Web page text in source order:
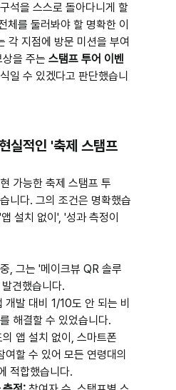
석을 스스로 돌아다니게 할
체를 둘러봐야 할 명확한 이
각 지점에 방문 미션을 부여
을 주는 스탬프 투어 이벤
일 수 있겠다고 판단했습니
적인 '축제 스탬프
가능한 축제 스탬프 투
니다. 그의 조건은 명확했습
설치 없이', '성과 측정이
, 그는 '메이크뷰 QR 솔루
견했습니다.
개발 대비 1/10도 안 되는 비
해결할 수 있었습니다.
앱 설치 없이, 스마트폰
할 수 있어 모든 연령대의
적합했습니다.